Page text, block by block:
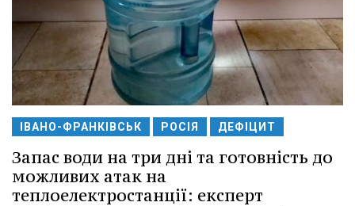
ІВАНО-ФРАНКІВСЬК РОСІЯ ДЕФІЦИТ
Запас води на три дні та готовність до
можливих атак на
теплоелектростанції: експерт